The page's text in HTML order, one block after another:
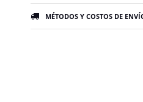
MÉTODOS Y COSTOS DE